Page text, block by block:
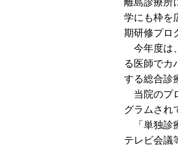
学にも枠を
期研修プロ
今年度は
る医師でカ
する総合診
当院のプ
グラムされ
「単独診
テレビ会議